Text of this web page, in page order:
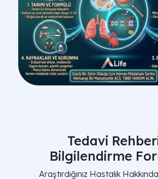
Tedavi
Bilgilendirme
Araştırdığınız Hastalık